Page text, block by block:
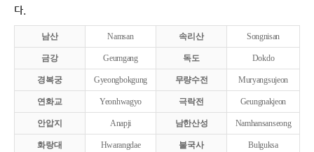
다.
남산 Namsan 속리산 Songnisan
금강 Geumgang 독도 Dokdo
경복궁 Gyeongbokgung 무량수전 Muryangsujeon
연화교 Yeonhwagyo 극락전 Geungnakjeon
안압지 Anapji 남한산성 Namhansanseong
화랑대 Hwarangdae 불국사 Bulguksa